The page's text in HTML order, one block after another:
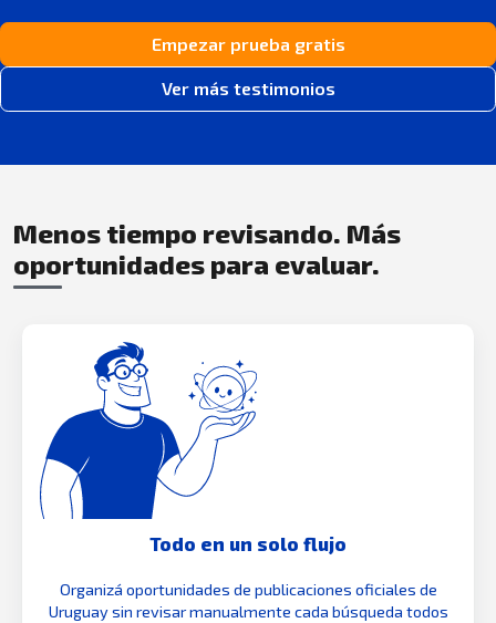
Empezar prueba gratis
Ver más testimonios
Menos tiempo revisando. Más
oportunidades para evaluar.
Todo en un solo flujo
Organizá oportunidades de publicaciones oficiales de
Uruguay sin revisar manualmente cada búsqueda todos